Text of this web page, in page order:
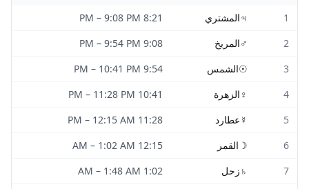
1
♃المشتري 8:21 PM
– 9:08 PM
2
♂المريخ 9:08 PM
– 9:54 PM
3
☉الشمس 9:54 PM
– 10:41 PM
4
♀ الزهرة 10:41 PM
– 11:28 PM
5
☿ عطارد 11:28 PM
– 12:15 AM
6
☽ القمر 12:15 AM
– 1:02 AM
7
♄ زحل 1:02 AM
– 1:48 AM